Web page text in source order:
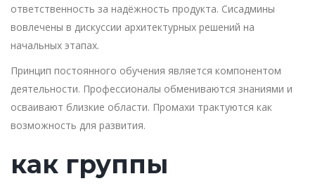
ответственность за надёжность продукта. Сисадмины
вовлечены в дискуссии архитектурных решений на
начальных этапах.
Принцип постоянного обучения является компонентом
деятельности. Профессионалы обмениваются знаниями и
осваивают близкие области. Промахи трактуются как
возможность для развития.
как группы